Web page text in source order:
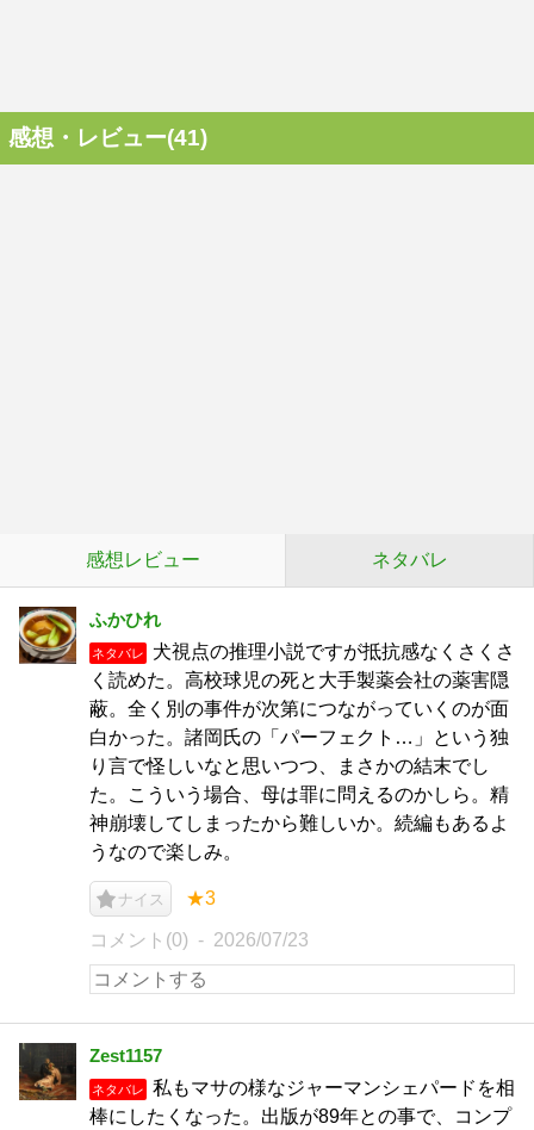
感想・レビュー(41)
感想レビュー ネタバレ
ふかひれ
ネタバレ
犬視点の推理小説ですが抵抗感なくさくさ
く読めた。高校球児の死と大手製薬会社の薬害隠
蔽。全く別の事件が次第につながっていくのが面
白かった。諸岡氏の「パーフェクト…」という独
り言で怪しいなと思いつつ、まさかの結末でし
た。こういう場合、母は罪に問えるのかしら。精
神崩壊してしまったから難しいか。続編もあるよ
うなので楽しみ。
ナイス ★3
コメント(0) 2026/07/23
Zest1157
ネタバレ
私もマサの様なジャーマンシェパードを相
棒にしたくなった。出版が89年との事で、コンプ